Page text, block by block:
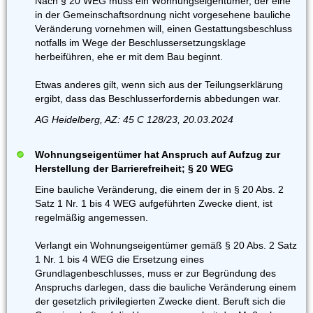
in der Gemeinschaftsordnung nicht vorgesehene bauliche
Veränderung vornehmen will, einen Gestattungsbeschluss
notfalls im Wege der Beschlussersetzungsklage
herbeiführen, ehe er mit dem Bau beginnt.
Etwas anderes gilt, wenn sich aus der Teilungserklärung
ergibt, dass das Beschlusserfordernis abbedungen war.
AG Heidelberg, AZ: 45 C 128/23, 20.03.2024
Wohnungseigentümer hat Anspruch auf Aufzug zur
Herstellung der Barrierefreiheit; § 20 WEG
Eine bauliche Veränderung, die einem der in § 20 Abs. 2
Satz 1 Nr. 1 bis 4 WEG aufgeführten Zwecke dient, ist
regelmäßig angemessen.
Verlangt ein Wohnungseigentümer gemäß § 20 Abs. 2 Satz
1 Nr. 1 bis 4 WEG die Ersetzung eines
Grundlagenbeschlusses, muss er zur Begründung des
Anspruchs darlegen, dass die bauliche Veränderung einem
der gesetzlich privilegierten Zwecke dient. Beruft sich die